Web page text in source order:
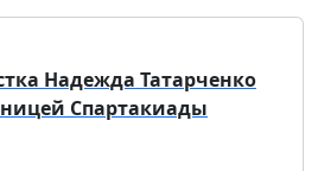
Надежда Татарченко
Спартакиады